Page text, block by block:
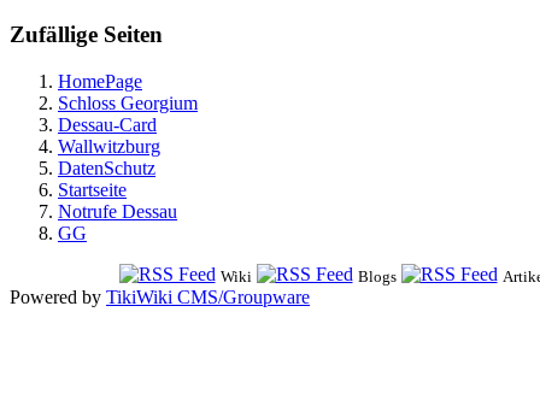
Zufällige Seiten
HomePage
Schloss Georgium
Dessau-Card
Wallwitzburg
DatenSchutz
Startseite
Notrufe Dessau
GG
Wiki Blogs
Powered by TikiWiki CMS/Groupware